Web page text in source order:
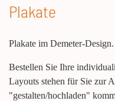
Plakate
Plakate im Demeter-Design.
Bestellen Sie Ihre
Layouts stehen für Sie zur
"gestalten/hochladen"